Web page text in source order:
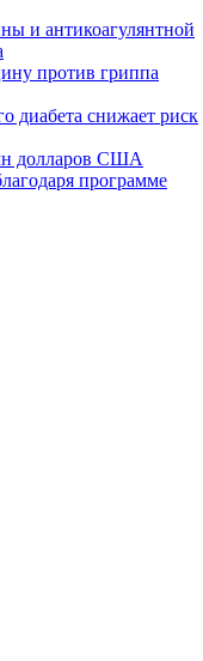
и антикоагулянтной
против гриппа
диабета снижает риск
долларов США
программе